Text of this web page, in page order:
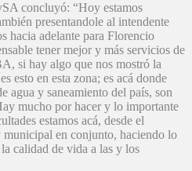
concluyó: “Hoy estamos
presentandole al intendente
hacia adelante para Florencio
tener mejor y más servicios de
si hay algo que nos mostró la
esto en esta zona; es acá donde
agua y saneamiento del país, son
mucho por hacer y lo importante
estamos acá, desde el
en conjunto, haciendo lo
calidad de vida a las y los